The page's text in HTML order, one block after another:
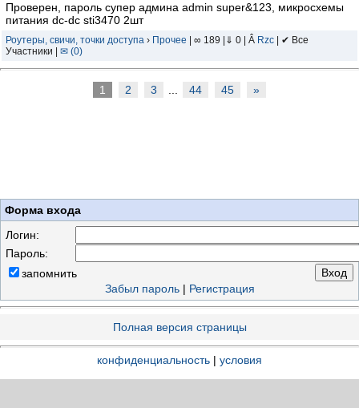
Проверен, пароль супер админа admin super&123, микросхемы
питания dc-dc sti3470 2шт
Роутеры, свичи, точки доступа › Прочее | ∞ 189 |⇓ 0 | Â Rzc | ✔ Все
Участники | ✉ (0)
1 2 3 44 45 »
Форма входа
Логин:
Пароль:
запомнить
Забыл пароль| Регистрация
Полная версия страницы
конфиденциальность | условия